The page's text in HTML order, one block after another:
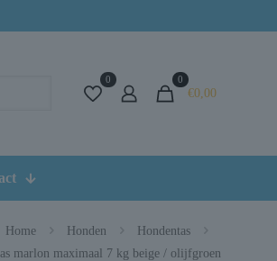
0 0
€0,00
Home Honden
Hondentas
marlon maximaal 7 kg beige / olijfgroen